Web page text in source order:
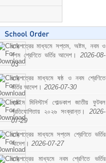
ছাড়পত্রের মাধ্যমে সপ্তম, অষ্টম, নবম ও
দশম শ্রেণিতে ভর্তির আদেশ। 2026-08-
03
ছাড়পত্রের মাধ্যমে ষষ্ঠ ও নবম শ্রেণিতে
ভর্তির আদেশ। 2026-07-30
প্রাইম মিনিস্টার্স গোল্ডকাপ জাতীয় ফুটবল
প্রতিযোগিতায় ২০২৬ সংক্রান্ত। 2026-
07-29
ছাড়পত্রের মাধ্যমে সপ্তম শ্রেণিতে ভর্তির
আদেশ। 2026-07-27
ছাড়পত্রের মাধ্যমে নবম শ্রেণিতে ভর্তির